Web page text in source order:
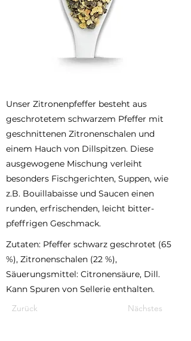
Unser Zitronenpfeffer besteht aus
geschrotetem schwarzem Pfeffer mit
geschnittenen Zitronenschalen und
einem Hauch von Dillspitzen. Diese
ausgewogene Mischung verleiht
besonders Fischgerichten, Suppen, wie
z.B. Bouillabaisse und Saucen einen
runden, erfrischenden, leicht bitter-
pfeffrigen Geschmack.
Zutaten: Pfeffer schwarz geschrotet (65
%), Zitronenschalen (22 %),
Säuerungsmittel: Citronensäure, Dill.
Kann Spuren von Sellerie enthalten.
Zurück
Nächstes